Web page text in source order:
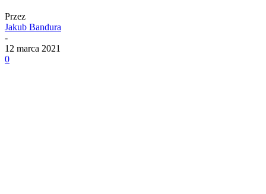
Przez
Jakub Bandura
-
12 marca 2021
0